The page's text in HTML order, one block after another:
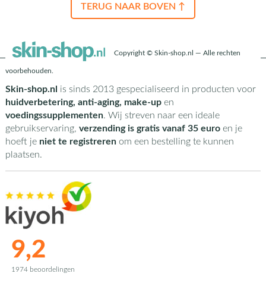
TERUG NAAR BOVEN ↑
Copyright © Skin-shop.nl — Alle rechten
voorbehouden.
Skin-shop.nl is sinds 2013 gespecialiseerd in producten voor
huidverbetering, anti-aging, make-upen
voedingssupplementen. Wij streven naar een ideale
gebruikservaring, verzending is gratis vanaf 35 euroen je
hoeft je niet te registrerenom een bestelling te kunnen
plaatsen.
9,2
1974 beoordelingen